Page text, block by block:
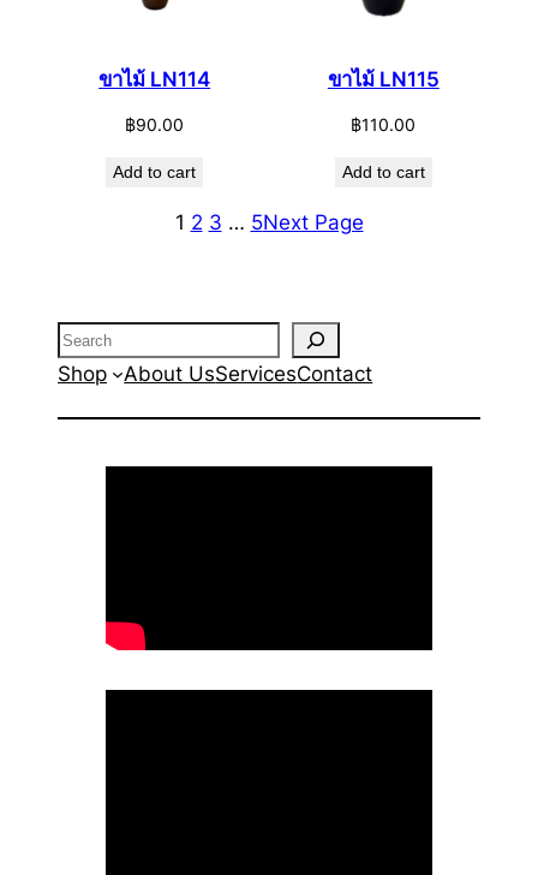
ขาไม้ LN114
฿90.00
Add to cart
ขาไม้ LN115
฿110.00
Add to cart
1 2 3 … 5Next Page
Search
Shop
About UsServicesContact